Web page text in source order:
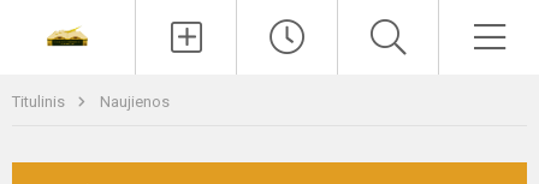
Titulinis Naujienos